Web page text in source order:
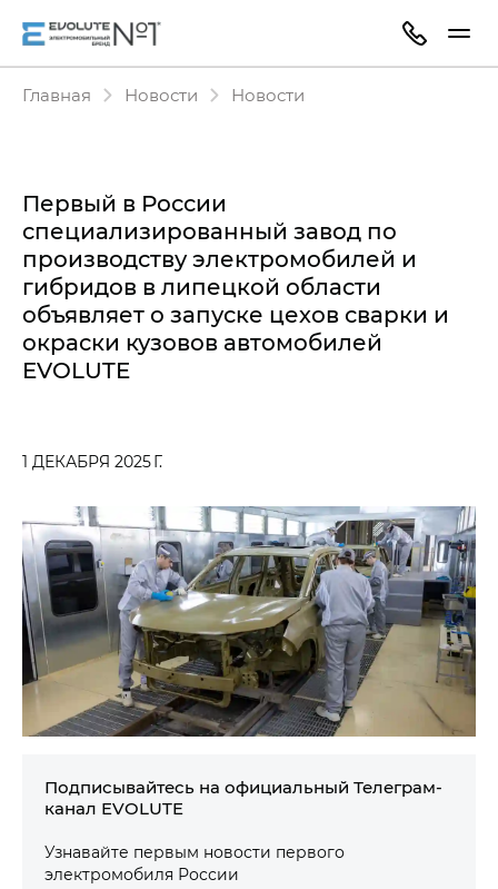
Главная Новости Новости
Первый в России
специализированный завод по
производству электромобилей и
гибридов в липецкой области
объявляет о запуске цехов сварки и
окраски кузовов автомобилей
EVOLUTE
1 ДЕКАБРЯ 2025 Г.
Подписывайтесь на официальный Телеграм-
канал EVOLUTE
Узнавайте первым новости первого
электромобиля России